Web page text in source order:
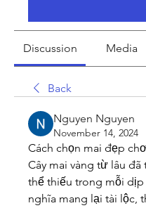
Discussion Media
Back
Nguyen Nguyen
November 14, 2024
Cách chọn mai đẹp
Cây mai vàng từ lâu
thể thiếu trong mỗi
nghĩa mang lại tài lộc,